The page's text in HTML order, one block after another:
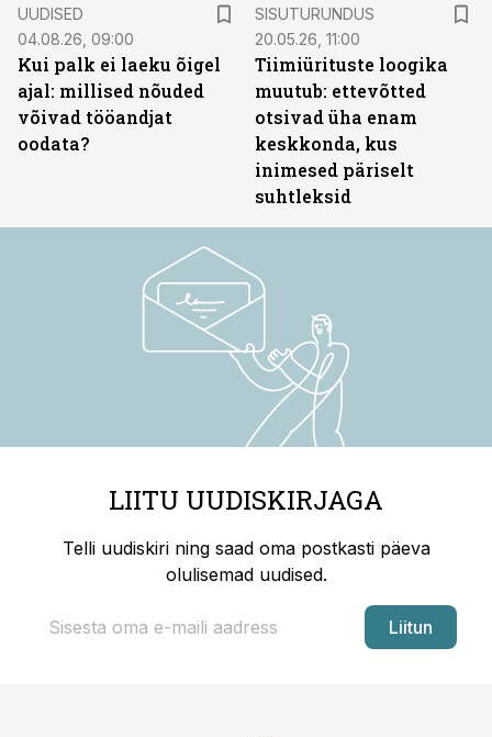
UUDISED
04.08.26, 09:00
Kui palk ei laeku õigel
ajal: millised nõuded
võivad tööandjat
oodata?
SISUTURUNDUS
20.05.26, 11:00
Tiimiürituste loogika
muutub: ettevõtted
otsivad üha enam
keskkonda, kus
inimesed päriselt
suhtleksid
LIITU UUDISKIRJAGA
Telli uudiskiri ning saad oma postkasti päeva
olulisemad uudised.
Liitun